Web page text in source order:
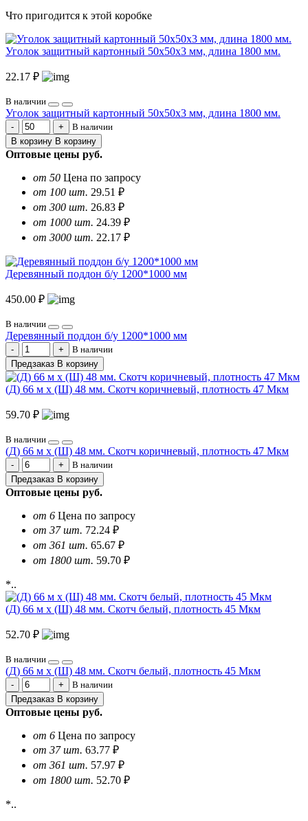
Что пригодится к этой коробке
Уголок защитный картонный 50х50х3 мм, длина 1800 мм.
22.17 ₽
В наличии
Уголок защитный картонный 50х50х3 мм, длина 1800 мм.
В наличии
В корзину В корзину
Оптовые цены руб.
от 50 Цена по запросу
от 100 шт. 29.51 ₽
от 300 шт. 26.83 ₽
от 1000 шт. 24.39 ₽
от 3000 шт. 22.17 ₽
Деревянный поддон б/у 1200*1000 мм
450.00 ₽
В наличии
Деревянный поддон б/у 1200*1000 мм
В наличии
Предзаказ В корзину
(Д) 66 м х (Ш) 48 мм. Скотч коричневый, плотность 47 Мкм
59.70 ₽
В наличии
(Д) 66 м х (Ш) 48 мм. Скотч коричневый, плотность 47 Мкм
В наличии
Предзаказ В корзину
Оптовые цены руб.
от 6 Цена по запросу
от 37 шт. 72.24 ₽
от 361 шт. 65.67 ₽
от 1800 шт. 59.70 ₽
*..
(Д) 66 м х (Ш) 48 мм. Скотч белый, плотность 45 Мкм
52.70 ₽
В наличии
(Д) 66 м х (Ш) 48 мм. Скотч белый, плотность 45 Мкм
В наличии
Предзаказ В корзину
Оптовые цены руб.
от 6 Цена по запросу
от 37 шт. 63.77 ₽
от 361 шт. 57.97 ₽
от 1800 шт. 52.70 ₽
*..